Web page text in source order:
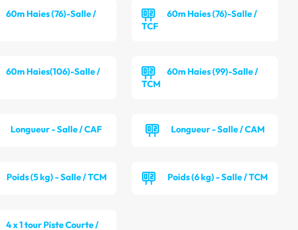
60m Haies (76)-Salle /
60m Haies (76)-Salle /
TCF
60m Haies(106)-Salle /
60m Haies (99)-Salle /
TCM
Longueur - Salle / CAF Longueur - Salle / CAM
Poids (5 kg) - Salle / TCM Poids (6 kg) - Salle / TCM
4 x 1 tour Piste Courte /